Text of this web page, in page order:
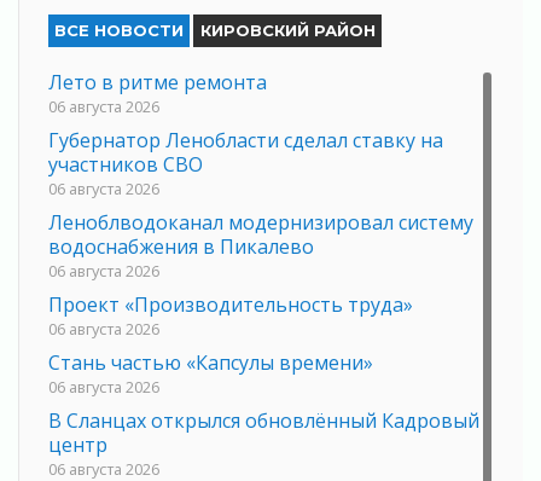
ВСЕ НОВОСТИ КИРОВСКИЙ РАЙОН
Лето в ритме ремонта
06 августа 2026
Губернатор Ленобласти сделал ставку на
участников СВО
06 августа 2026
Леноблводоканал модернизировал систему
водоснабжения в Пикалево
06 августа 2026
Проект «Производительность труда»
06 августа 2026
Стань частью «Капсулы времени»
06 августа 2026
В Сланцах открылся обновлённый Кадровый
центр
06 августа 2026